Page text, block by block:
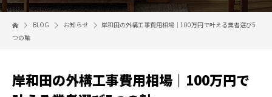
BLOG お知らせ
岸和田の外構工事費用相場｜100万円で叶える業者選び5
つの軸
岸和田の外構工事費用相場｜100万円で